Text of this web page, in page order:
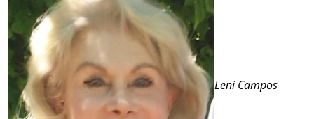
Leni Campos